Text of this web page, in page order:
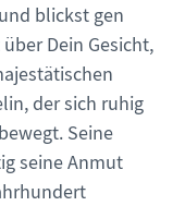
blickst gen
Dein Gesicht,
der sich ruhig
Seine
seine Anmut